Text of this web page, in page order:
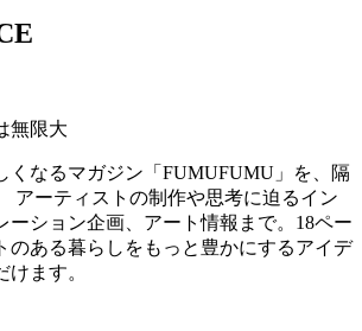
無限大
くなるマガジン「FUMUFUMU」を、隔
アーティストの制作や思考に迫るイン
ーション企画、アート情報まで。18ペー
のある暮らしをもっと豊かにするアイデ
ます。